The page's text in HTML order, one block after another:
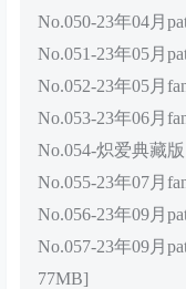
No.050-23年04月
No.051-23年05月
No.052-23年05月
No.053-23年06月
No.054-炽爱典藏
No.055-23年07月
No.056-23年09月
No.057-23年09月
77MB]